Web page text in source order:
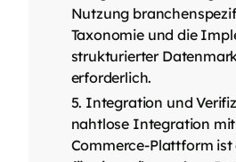
Nutzung
Taxonomie und die
strukturierter
erforderlich.
Integration und
nahtlose Integration mit
Commerce-Plattform